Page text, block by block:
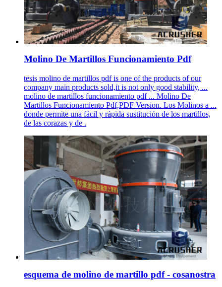
Molino De Martillos Funcionamiento Pdf
tesis molino de martillos pdf is one of the products of our
company main products sold,it is not only good stability, ...
molino de martillos funcionamiento pdf ... Molino De
Martillos Funcionamiento Pdf,PDF Version. Los Molinos a ...
donde permite una fácil y rápida sustitución de los martillos,
de las corazas y de .
esquema de molino de martillo pdf - cosanostra